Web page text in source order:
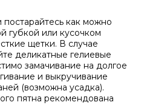
постарайтесь как можно
губкой или кусочком
щетки. В случае
деликатные гелиевые
замачивание на долгое
и выкручивание
(возможна усадка).
пятна рекомендована